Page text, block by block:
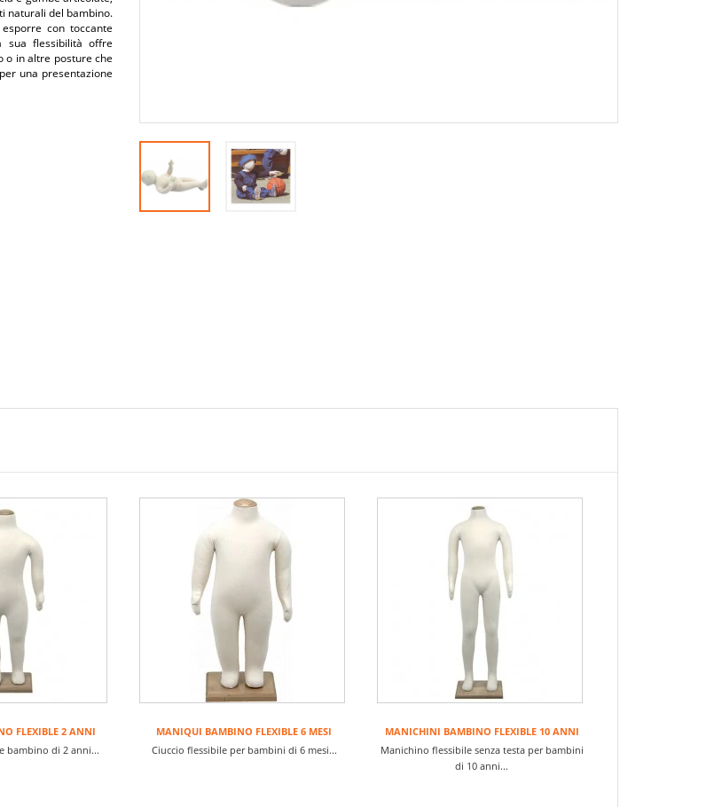
naturali del bambino.
con toccante
sua flessibilità offre
o in altre posture che
una presentazione
FLEXIBLE 2 ANNI
bambino di 2 anni...
MANIQUI BAMBINO FLEXIBLE 6 MESI
Ciuccio flessibile per bambini di 6 mesi...
MANICHINI BAMBINO FLEXIBLE 10 ANNI
Manichino flessibile senza testa per bambini
di 10 anni...